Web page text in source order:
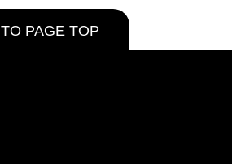
TO PAGE TOP